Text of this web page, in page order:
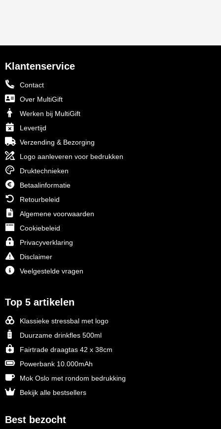
Klantenservice
Contact
Over MultiGift
Werken bij MultiGift
Levertijd
Verzending & Bezorging
Logo aanleveren voor bedrukken
Druktechnieken
Betaalinformatie
Retourbeleid
Algemene voorwaarden
Cookiebeleid
Privacyverklaring
Disclaimer
Veelgestelde vragen
Top 5 artikelen
Klassieke stressbal met logo
Duurzame drinkfles 500ml
Fairtrade draagtas 42 x 38cm
Powerbank 10.000mAh
Mok Oslo met rondom bedrukking
Bekijk alle bestsellers
Best bezocht